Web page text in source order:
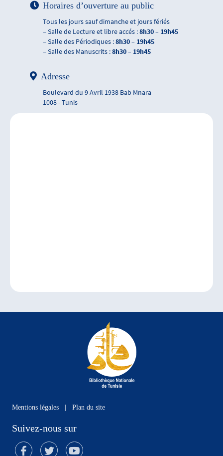
Horaires d’ouverture au public
Tous les jours sauf dimanche et jours fériés
– Salle de Lecture et libre accés :8h30 – 19h45
– Salle des Périodiques :8h30 – 19h45
– Salle des Manuscrits :8h30 – 19h45
Adresse
Boulevard du 9 Avril 1938 Bab Mnara
1008 - Tunis
Mentions légales Plan du site
Suivez-nous sur